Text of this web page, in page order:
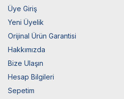
Üye Giriş
Yeni Üyelik
Orijinal Ürün Garantisi
Hakkımızda
Bize Ulaşın
Hesap Bilgileri
Sepetim